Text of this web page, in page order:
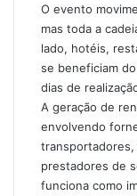
O evento
mas toda a
lado, hotéis,
se beneficiam
dias de
A geração de
envolvendo
prestadores de
funciona como